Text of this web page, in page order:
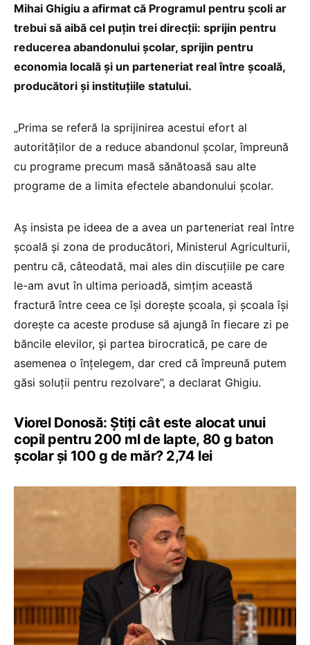
Mihai Ghigiu a afirmat că Programul pentru școli ar
trebui să aibă cel puțin trei direcții: sprijin pentru
reducerea abandonului școlar, sprijin pentru
economia locală și un parteneriat real între școală,
producători și instituțiile statului.
„Prima se referă la sprijinirea acestui efort al
autorităților de a reduce abandonul școlar, împreună
cu programe precum masă sănătoasă sau alte
programe de a limita efectele abandonului școlar.
Aș insista pe ideea de a avea un parteneriat real între
școală și zona de producători, Ministerul Agriculturii,
pentru că, câteodată, mai ales din discuțiile pe care
le-am avut în ultima perioadă, simțim această
fractură între ceea ce își dorește școala, și școala își
dorește ca aceste produse să ajungă în fiecare zi pe
băncile elevilor, și partea birocratică, pe care de
asemenea o înțelegem, dar cred că împreună putem
găsi soluții pentru rezolvare”, a declarat Ghigiu.
Viorel Donosă: Știți cât este alocat unui
copil pentru 200 ml de lapte, 80 g baton
școlar și 100 g de măr? 2,74 lei